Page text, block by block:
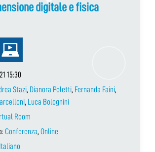
digitale e fisica
15:30
Stazi, Dianora Poletti, Fernanda Faini,
, Luca Bolognini
Room
Conferenza, Online
Italiano